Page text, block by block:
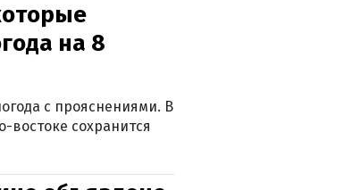
на 8
с прояснениями. В
востоке сохранится